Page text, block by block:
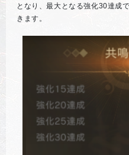
となり、最大となる強化30達成
きます。